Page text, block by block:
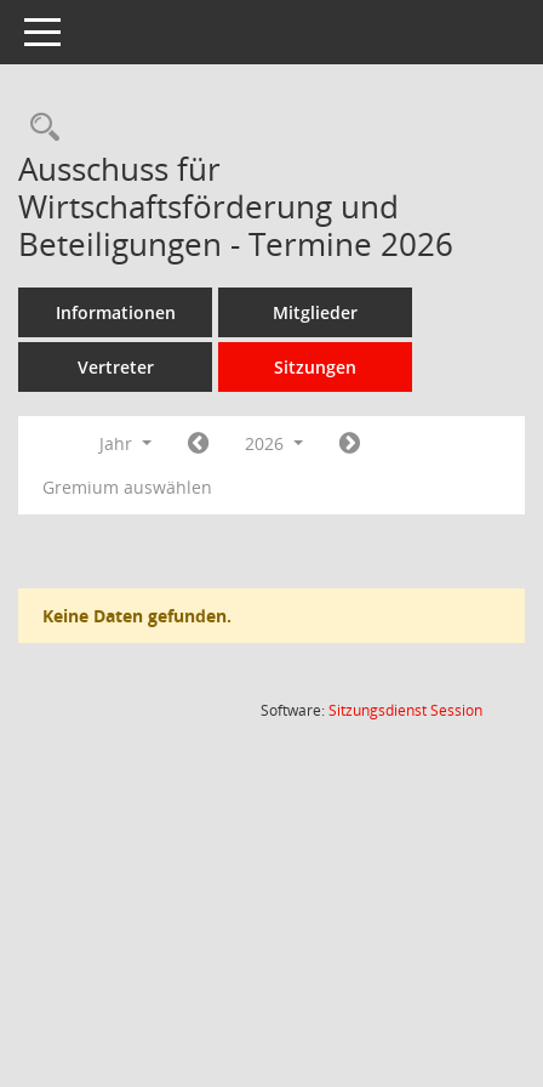
Toggle navigation
Rechercheauswahl
Ausschuss für
Wirtschaftsförderung und
Beteiligungen - Termine 2026
Informationen Mitglieder
Vertreter Sitzungen
Jahr
2026
Gremium auswählen
Keine Daten gefunden.
Software:SitzungsdienstSession(Wird in